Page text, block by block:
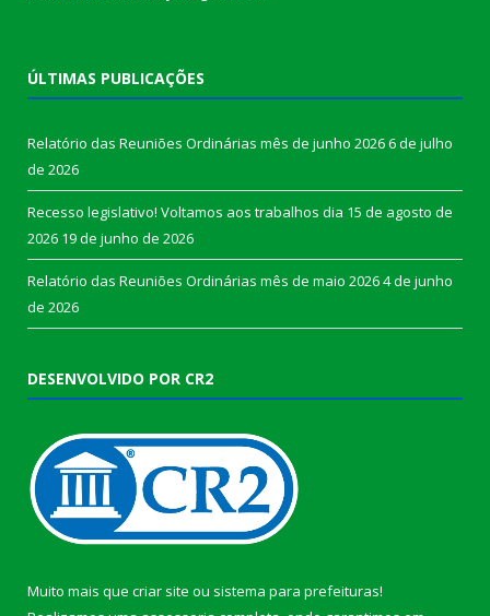
ÚLTIMAS PUBLICAÇÕES
Relatório das Reuniões Ordinárias mês de junho 20266 de julho
de 2026
Recesso legislativo! Voltamos aos trabalhos dia 15 de agosto de
2026 19 de junho de 2026
Relatório das Reuniões Ordinárias mês de maio 20264 de junho
de 2026
DESENVOLVIDO POR CR2
Muito mais que criar site ou sistema para prefeituras!